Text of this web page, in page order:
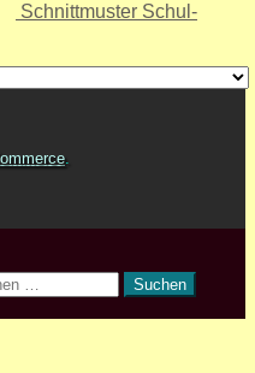
Schnittmuster Schul-
.
Suchen